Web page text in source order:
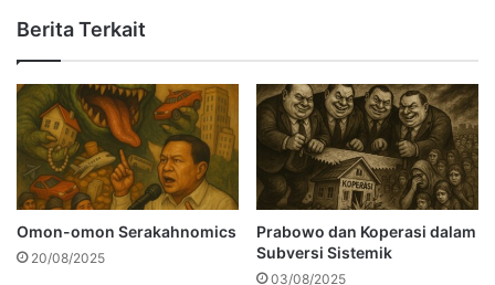
Berita Terkait
Omon-omon Serakahnomics
20/08/2025
Prabowo dan Koperasi dalam
Subversi Sistemik
03/08/2025